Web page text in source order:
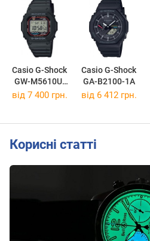
Casio G-Shock
GW-M5610U-
1E
Casio G-Shock
GA-B2100-1A
від 7 400 грн. від 6 412 грн.
Корисні статті